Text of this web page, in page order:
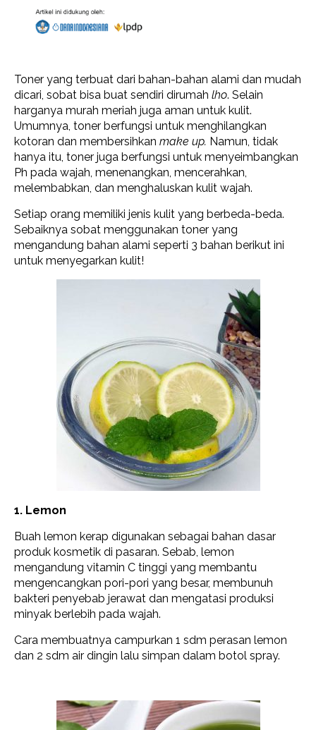
Toner yang terbuat dari bahan-bahan alami dan mudah
dicari, sobat bisa buat sendiri dirumah lho. Selain
harganya murah meriah juga aman untuk kulit.
Umumnya, toner berfungsi untuk menghilangkan
kotoran dan membersihkan make up. Namun, tidak
hanya itu, toner juga berfungsi untuk menyeimbangkan
Ph pada wajah, menenangkan, mencerahkan,
melembabkan, dan menghaluskan kulit wajah.
Setiap orang memiliki jenis kulit yang berbeda-beda.
Sebaiknya sobat menggunakan toner yang
mengandung bahan alami seperti 3 bahan berikut ini
untuk menyegarkan kulit!
1. Lemon
Buah lemon kerap digunakan sebagai bahan dasar
produk kosmetik di pasaran. Sebab, lemon
mengandung vitamin C tinggi yang membantu
mengencangkan pori-pori yang besar, membunuh
bakteri penyebab jerawat dan mengatasi produksi
minyak berlebih pada wajah.
Cara membuatnya campurkan 1 sdm perasan lemon
dan 2 sdm air dingin lalu simpan dalam botol spray.